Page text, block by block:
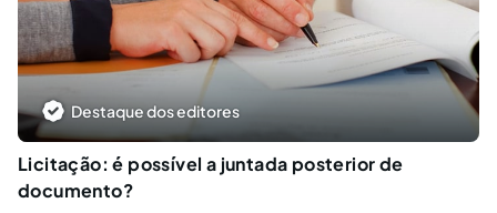
Destaque dos editores
Licitação: é possível a juntada posterior de
documento?